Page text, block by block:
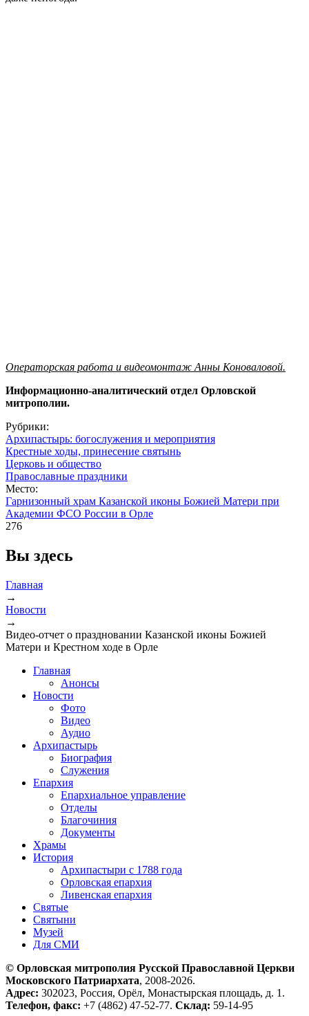
Операторская работа и видеомонтаж Анны Коноваловой.
Информационно-аналитический отдел Орловской
митрополии.
Рубрики:
Архипастырь: богослужения и мероприятия
Крестные ходы, принесение святынь
Церковь и общество
Православные праздники
Место:
Гарнизонный храм Казанской иконы Божией Матери при
Академии ФСО России в Орле
276
Вы здесь
Главная
→
Новости
→
Видео-отчет о праздновании Казанской иконы Божией
Матери и Крестном ходе в Орле
Главная
Анонсы
Новости
Фото
Видео
Аудио
Архипастырь
Биография
Служения
Епархия
Епархиальное управление
Отделы
Благочиния
Документы
Храмы
История
Архипастыри с 1788 года
Орловская епархия
Ливенская епархия
Святые
Святыни
Музей
Для СМИ
© Орловская митрополия Русской Православной Церкви
Московского Патриархата, 2008-2026.
Адрес: 302023, Россия, Орёл, Монастырская площадь, д. 1.
Телефон, факс: +7 (4862) 47-52-77. Склад: 59-14-95